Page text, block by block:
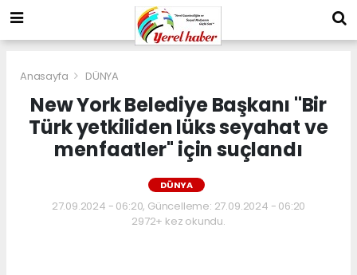
Anasayfa DÜNYA
New York Belediye Başkanı ''Bir
Türk yetkiliden lüks seyahat ve
menfaatler'' için suçlandı
DÜNYA
27.09.2024 - 06:20, Güncelleme: 27.09.2024 - 06:20
2972+ kez okundu.